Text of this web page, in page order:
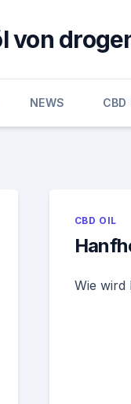
von
NEWS CBD
CBD OIL
Wie wird